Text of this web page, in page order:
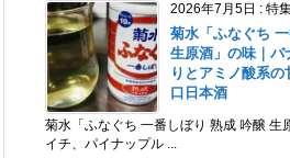
2026年7月5日 : 特
菊水「ふなぐち
生原酒」の味｜バ
りとアミノ酸系
口日本酒
菊水「ふなぐち 一番しぼり 熟成 吟醸 生
イチ、パイナップル ...